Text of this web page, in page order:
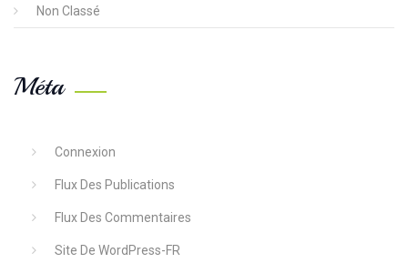
Non Classé
Méta
Connexion
Flux Des Publications
Flux Des Commentaires
Site De WordPress-FR